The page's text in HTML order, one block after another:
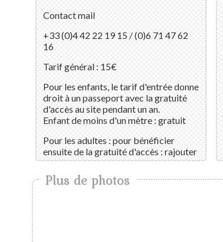
Contact mail
+33 (0)4 42 22 19 15 / (0)6 71 47 62
16
Tarif général : 15€
Pour les enfants, le tarif d'entrée donne
droit à un passeport avec la gratuité
d'accès au site pendant un an.
Enfant de moins d'un mètre : gratuit
Pour les adultes : pour bénéficier
ensuite de la gratuité d'accès : rajouter
10€ au tarif général
Plus de photos